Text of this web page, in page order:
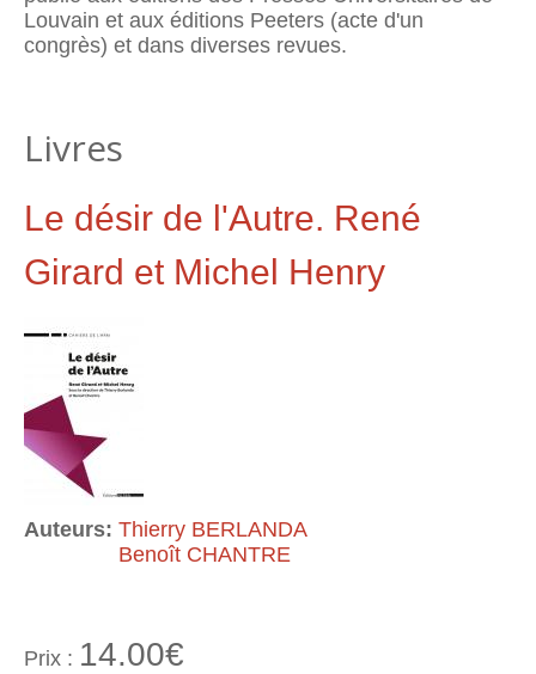
Louvain et aux éditions Peeters (acte d'un
congrès) et dans diverses revues.
Livres
Le désir de l'Autre. René
Girard et Michel Henry
Auteurs: Thierry BERLANDA
Benoît CHANTRE
Prix : 14.00€